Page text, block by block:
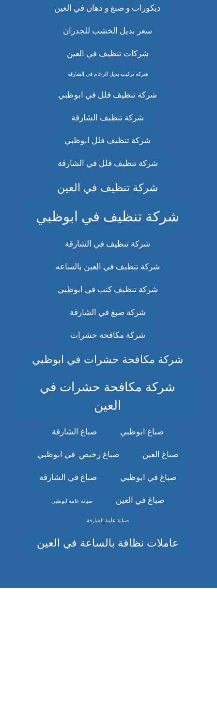
ديكورات و صبغ و دهان في العين
سعر بديل الخشب للجدران
شركات تنظيف في العين
شركة تركيب بديل الرخام في الشارقة
شركة تنظيف فلل في ابوظبي
شركة تنظيف الشارقة
شركة تنظيف فلل ابوظبي
شركة تنظيف فلل في الشارقة
شركة تنظيف في العين
شركة تنظيف في ابوظبي
شركة تنظيف في الشارقة
شركة تنظيف في العين بالساعه
شركة تنظيف كنب في ابوظبي
شركة صبغ في الشارقة
شركة مكافحة حشرات
شركة مكافحة حشرات في ابوظبي
شركة مكافحة حشرات في
العين
صباغ ابوظبي صباغ الشارقة
صباغ العين صباغ رخيص في ابوظبي
صباغ في ابوظبي صباغ في الشارقة
صباغ في العين صيانة عامة ابوظبي
صيانة عامة الشارقة
عاملات نظافة بالساعة في العين